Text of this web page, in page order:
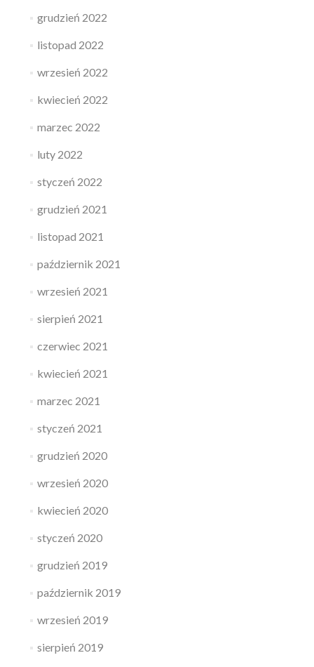
grudzień 2022
listopad 2022
wrzesień 2022
kwiecień 2022
marzec 2022
luty 2022
styczeń 2022
grudzień 2021
listopad 2021
październik 2021
wrzesień 2021
sierpień 2021
czerwiec 2021
kwiecień 2021
marzec 2021
styczeń 2021
grudzień 2020
wrzesień 2020
kwiecień 2020
styczeń 2020
grudzień 2019
październik 2019
wrzesień 2019
sierpień 2019